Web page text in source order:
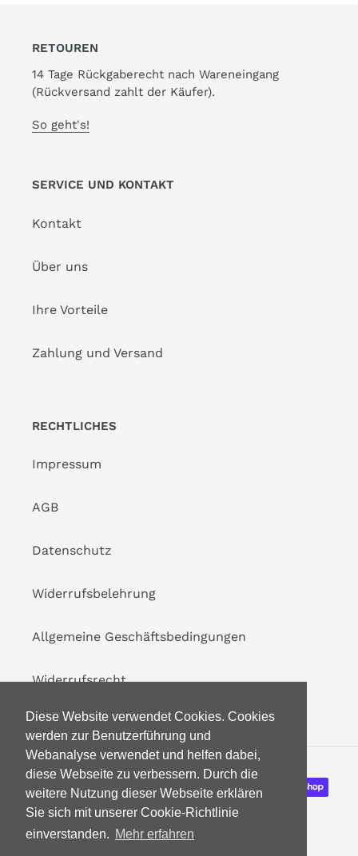
Diese Website verwendet Cookies. Cookies
werden zur Benutzerführung und
Webanalyse verwendet und helfen dabei,
diese Webseite zu verbessern. Durch die
weitere Nutzung dieser Webseite erklären
Sie sich mit unserer Cookie-Richtlinie
einverstanden. Mehr erfahren
RETOUREN
14 Tage Rückgaberecht nach Wareneingang
(Rückversand zahlt der Käufer).
So geht's!
SERVICE UND KONTAKT
Kontakt
Über uns
Ihre Vorteile
Zahlung und Versand
RECHTLICHES
Impressum
AGB
Datenschutz
Widerrufsbelehrung
Allgemeine Geschäftsbedingungen
Widerrufsrecht
Zahlungsarten